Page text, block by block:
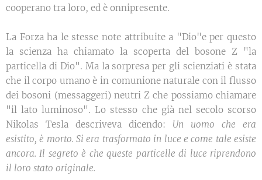
cooperano tra loro, ed è onnipresente.
La Forza ha le stesse note attribuite a "Dio"e per questo
la scienza ha chiamato la scoperta del bosone Z "la
particella di Dio". Ma la sorpresa per gli scienziati è stata
che il corpo umano è in comunione naturale con il flusso
dei bosoni (messaggeri) neutri Z che possiamo chiamare
"il lato luminoso". Lo stesso che già nel secolo scorso
Nikolas Tesla descriveva dicendo: Un uomo che era
esistito, è morto. Si era trasformato in luce e come tale esiste
ancora. Il segreto è che queste particelle di luce riprendono
il loro stato originale.